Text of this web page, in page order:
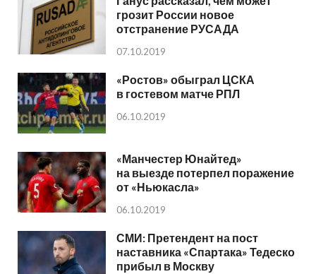
грозит России новое
отстранение РУСАДА
07.10.2019
«Ростов» обыграл ЦСКА
в гостевом матче РПЛ
06.10.2019
«Манчестер Юнайтед»
на выезде потерпел поражение
от «Ньюкасла»
06.10.2019
СМИ: Претендент на пост
наставника «Спартака» Тедеско
прибыл в Москву